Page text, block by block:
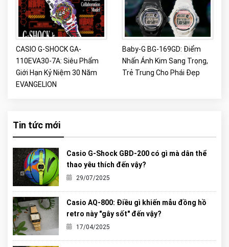
CASIO G-SHOCK GA-
110EVA30-7A: Siêu Phẩm
Giới Hạn Kỷ Niệm 30 Năm
EVANGELION
Baby-G BG-169GD: Điểm
Nhấn Ánh Kim Sang Trọng,
Trẻ Trung Cho Phái Đẹp
Tin tức mới
Casio G-Shock GBD-200 có gì mà dân thể
thao yêu thích đến vậy?
29/07/2025
Casio AQ-800: Điều gì khiến mẫu đồng hồ
retro này "gây sốt" đến vậy?
17/04/2025